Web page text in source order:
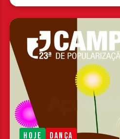
HOJE DANÇA